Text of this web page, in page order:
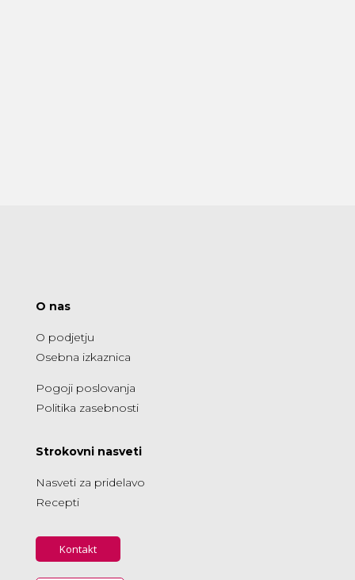
O nas
O podjetju
Osebna izkaznica
Pogoji poslovanja
Politika zasebnosti
Strokovni nasveti
Nasveti za pridelavo
Recepti
Kontakt